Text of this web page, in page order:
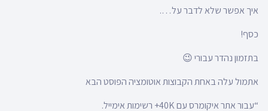
איך אפשר שלא לדבר על….
כסף!
בתזמון נהדר עבורי 😉
אתמול עלה באחת הקבוצות אוטומציה הפוסט הבא
“עבור אתר איקומרס עם 40K+ רשימות אימייל.